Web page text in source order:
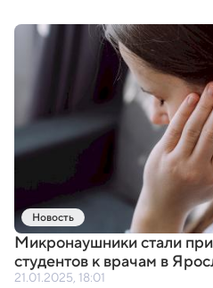
Новость
Микронаушники стали
студентов к врачам в
21.01.2025, 18:01